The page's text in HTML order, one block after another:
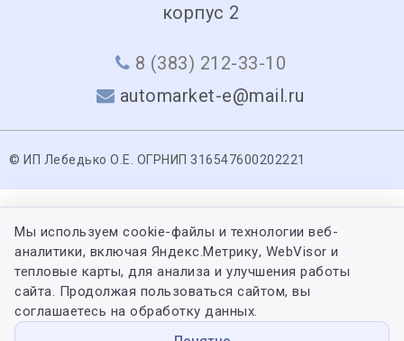
корпус 2
8 (383) 212-33-10
automarket-e@mail.ru
© ИП Лебедько О.Е. ОГРНИП 316547600202221
Мы используем cookie-файлы и технологии веб-
аналитики, включая Яндекс.Метрику, WebVisor и
тепловые карты, для анализа и улучшения работы
сайта. Продолжая пользоваться сайтом, вы
соглашаетесь на обработку данных.